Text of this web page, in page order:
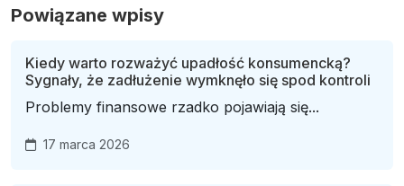
Powiązane wpisy
Kiedy warto rozważyć upadłość konsumencką?
Sygnały, że zadłużenie wymknęło się spod kontroli
Problemy finansowe rzadko pojawiają się...
17 marca 2026